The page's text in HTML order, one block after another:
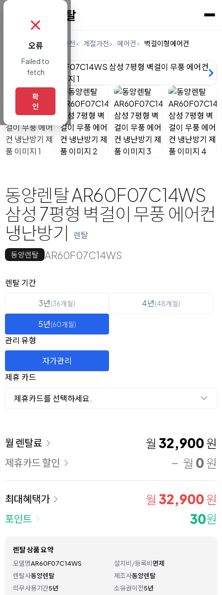
렌탈 디지털/가전 계절가전 에어컨 벽걸이형에어컨
동양렌탈 AR60F07C14WS
삼성 7평형 벽걸이 무풍 에어컨
냉난방기
렌탈
동양렌탈 AR60F07C14WS
옵션 선택
렌탈 선택
렌탈 기간
3년(36개월) 4년(48개월)
5년(60개월)
관리 유형
자가관리
제휴 카드
제휴카드를 선택하세요.
이용 요금
월 렌탈료 월 32,900 원
제휴카드 할인 월 0 원
최대혜택가 월 32,900 원
포인트 30원
렌탈 상품 요약
모델명AR60F07C14WS 설치비/등록비면제
렌탈사동양렌탈 제조사동양렌탈
의무사용기간5년 소유권이전5년
✗
오류
Failed to
fetch
확
인